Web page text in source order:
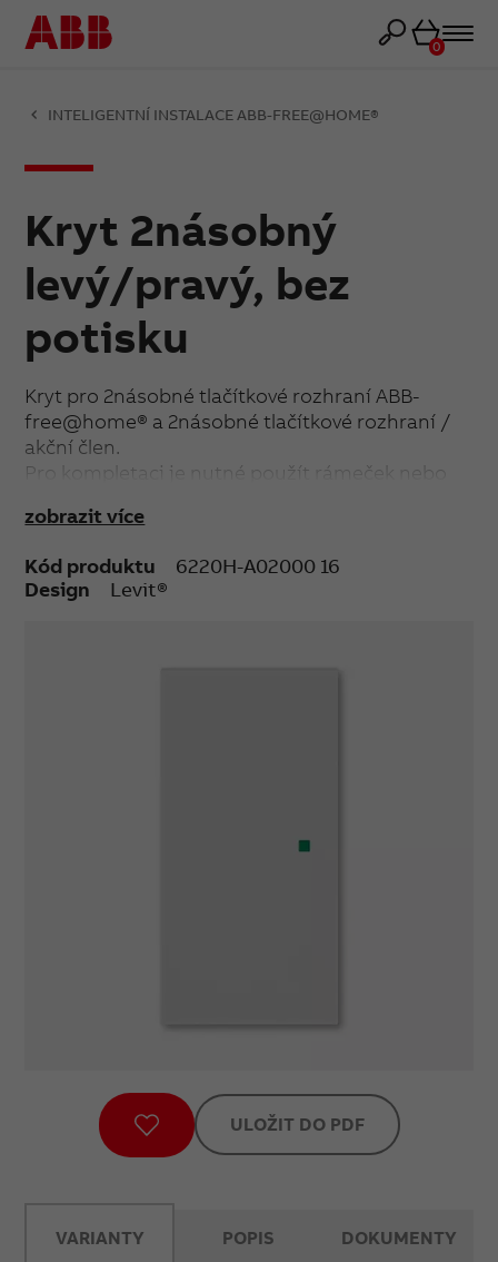
Košík
0
INTELIGENTNÍ INSTALACE ABB-FREE@HOME®
Kryt 2násobný
levý/pravý, bez
potisku
Kryt pro 2násobné tlačítkové rozhraní ABB-
free@home® a 2násobné tlačítkové rozhraní /
akční člen.
Pro kompletaci je nutné použít rámeček nebo
zobrazit více
Kód produktu
6220H-A02000 16
Design
Levit®
ULOŽIT DO PDF
VARIANTY POPIS DOKUMENTY